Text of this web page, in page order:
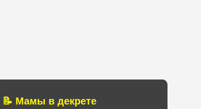
📝 Мамы в декрете